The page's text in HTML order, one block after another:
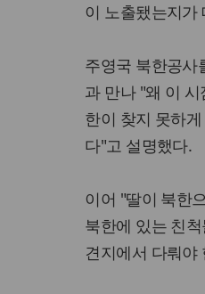
이 노출됐는지가
주영국 북한공사
과 만나 "왜 이
한이 찾지 못하
다"고 설명했다.
이어 "딸이 북한
북한에 있는 친
견지에서 다뤄야